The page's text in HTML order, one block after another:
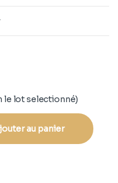
le lot selectionné)
au panier